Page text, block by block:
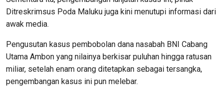
Ditreskrimsus Poda Maluku juga kini menutupi informasi dari
awak media.
Pengusutan kasus pembobolan dana nasabah BNI Cabang
Utama Ambon yang nilainya berkisar puluhan hingga ratusan
miliar, setelah enam orang ditetapkan sebagai tersangka,
pengembangan kasus ini pun melebar.